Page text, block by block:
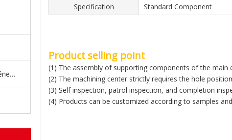
Nouvelles pièces de camion d'énergie
Specification
Standard Component
Product selling point
(1) The assembly of supporting components of the main
(2) The machining center strictly requires the hole
(3) Self inspection, patrol inspection, and completion
(4) Products can be customized according to samples